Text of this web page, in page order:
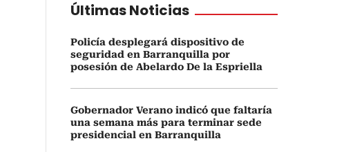
Últimas Noticias
Policía desplegará dispositivo de
seguridad en Barranquilla por
posesión de Abelardo De la Espriella
Gobernador Verano indicó que faltaría
una semana más para terminar sede
presidencial en Barranquilla